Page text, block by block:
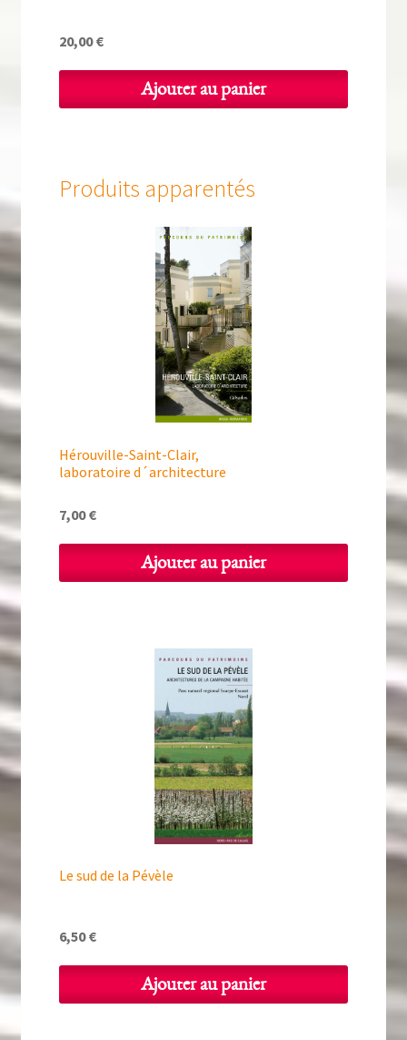
20,00€
Ajouter au panier
Produits apparentés
Hérouville-Saint-Clair,
laboratoire d´architecture
7,00€
Ajouter au panier
Le sud de la Pévèle
6,50€
Ajouter au panier